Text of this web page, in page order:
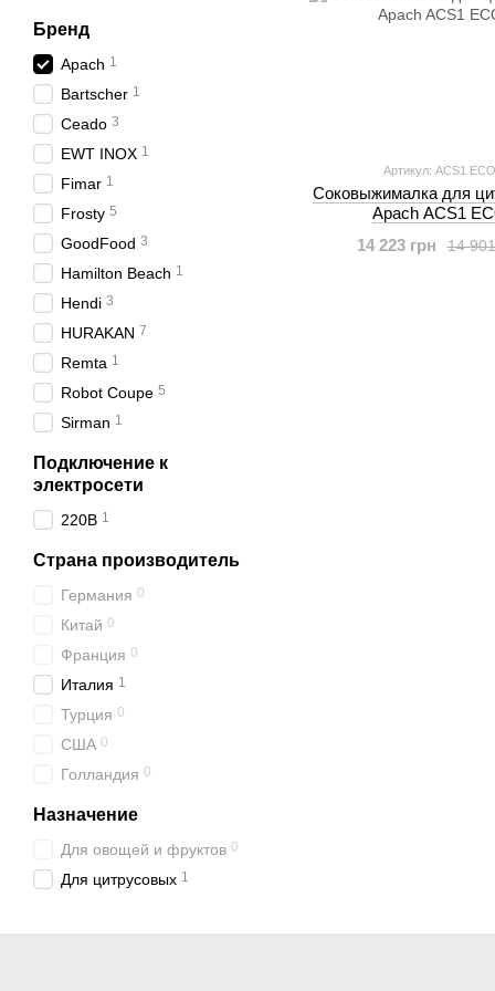
Артикул: ACS1 ECO
Соковыжималка для
Apach ACS1
14
14 223 грн
Бренд
Apach 1
Bartscher 1
Ceado 3
EWT INOX 1
Fimar 1
Frosty 5
GoodFood 3
Hamilton Beach 1
Hendi 3
HURAKAN 7
Remta 1
Robot Coupe 5
Sirman 1
Подключение к
электросети
220В 1
Страна производитель
Германия 0
Китай 0
Франция 0
Италия 1
Турция 0
США 0
Голландия 0
Назначение
Для овощей и фруктов 0
Для цитрусовых 1